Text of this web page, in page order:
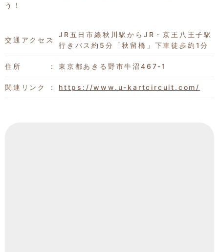
う！
交通アクセス
JR五日市線秋川駅からJR・京王八王子駅
行きバス約5分「秋留橋」下車徒歩約1分
住所 東京都あきる野市牛沼467-1
関連リンク https://www.u-kartcircuit.com/